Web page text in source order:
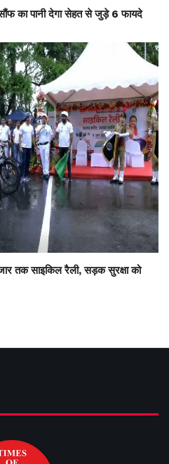
का पानी देगा सेहत से जुड़े 6 फायदे
साइकिल रैली, सड़क सुरक्षा को